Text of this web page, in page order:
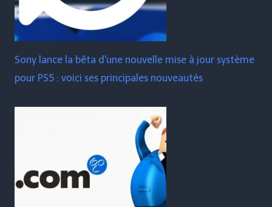
Sony lance la bêta d'une nouvelle mise à jour système
pour PS5 : voici ses principales nouveautés